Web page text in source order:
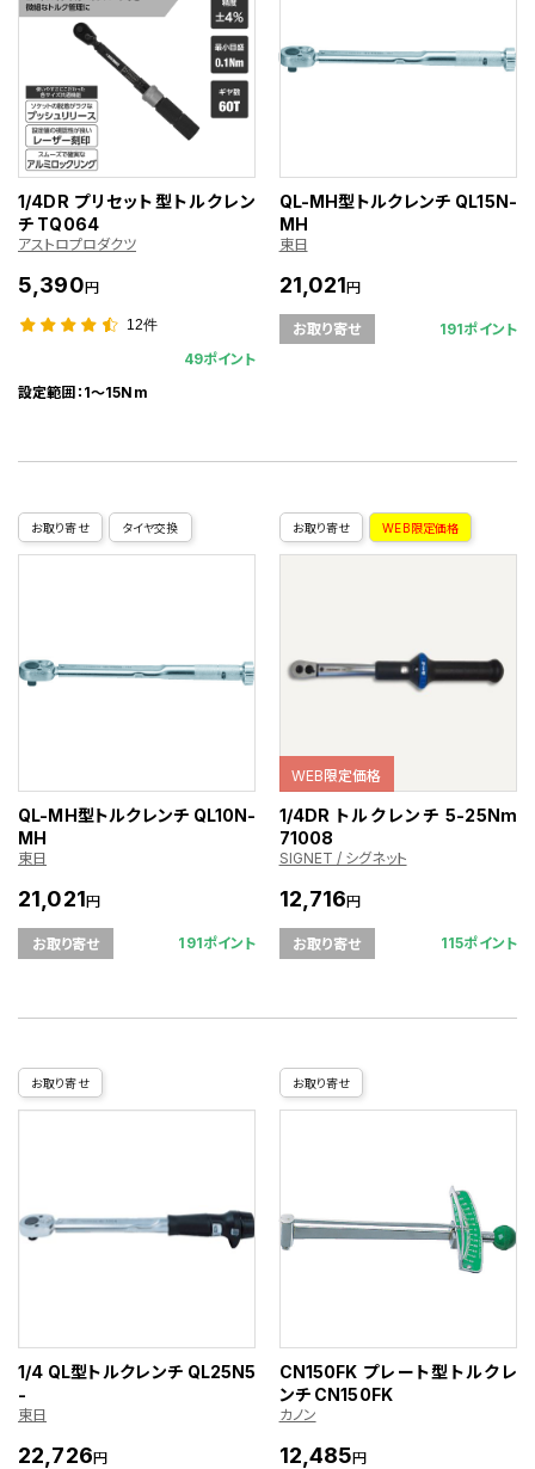
1/4DR プリセット型トルクレン
チ TQ064
アストロプロダクツ
5,390円
12件
49ポイント
設定範囲：1～15Nm
QL-MH型トルクレンチ QL15N-
MH
東日
21,021円
お取り寄せ 191ポイント
お取り寄せ タイヤ交換
QL-MH型トルクレンチ QL10N-
MH
東日
21,021円
お取り寄せ 191ポイント
お取り寄せ WEB限定価格
WEB限定価格
1/4DR トルクレンチ 5-25Nm
71008
SIGNET / シグネット
12,716円
お取り寄せ 115ポイント
お取り寄せ
1/4 QL型トルクレンチ QL25N5
-
東日
22,726円
お取り寄せ
CN150FK プレート型トルクレ
ンチ CN150FK
カノン
12,485円